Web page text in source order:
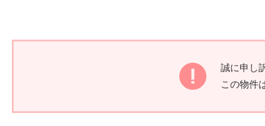
誠に申し
この物件